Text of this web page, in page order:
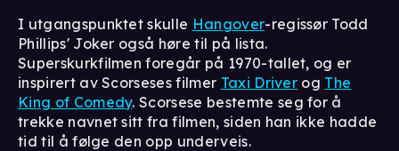
I utgangspunktet skulle Hangover-regissør Todd
Phillips' Joker også høre til på lista.
Superskurkfilmen foregår på 1970-tallet, og er
inspirert av Scorseses filmer Taxi Driver og The
King of Comedy. Scorsese bestemte seg for å
trekke navnet sitt fra filmen, siden han ikke hadde
tid til å følge den opp underveis.